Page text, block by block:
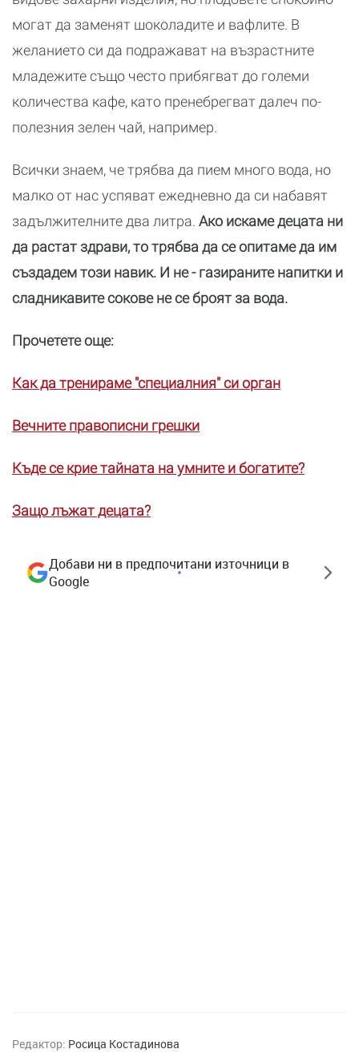
могат да заменят шоколадите и вафлите. В
желанието си да подражават на възрастните
младежите също често прибягват до големи
количества кафе, като пренебрегват далеч по-
полезния зелен чай, например.
Всички знаем, че трябва да пием много вода, но
малко от нас успяват ежедневно да си набавят
задължителните два литра. Ако искаме децата ни
да растат здрави, то трябва да се опитаме да им
създадем този навик. И не - газираните напитки и
сладникавите сокове не се броят за вода.
Прочетете още:
Как да тренираме "специалния" си орган
Вечните правописни грешки
Къде се крие тайната на умните и богатите?
Защо лъжат децата?
Добави ни в предпочитани източници в
Google
Редактор: Росица Костадинова